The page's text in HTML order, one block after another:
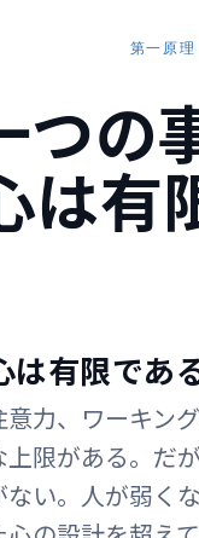
第一原理
つの
有
は有限である
意力、ワーキン
上限がある。だ
ない。人が弱く